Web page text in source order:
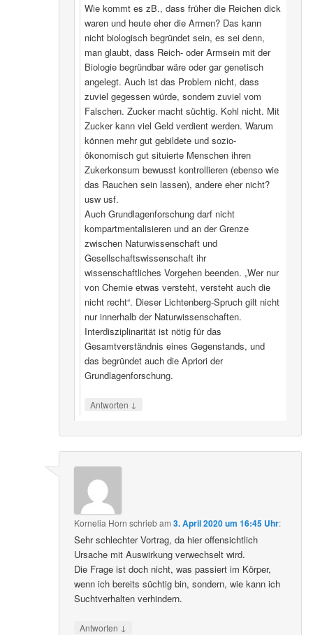
Wie kommt es zB., dass früher die Reichen dick
waren und heute eher die Armen? Das kann
nicht biologisch begründet sein, es sei denn,
man glaubt, dass Reich- oder Armsein mit der
Biologie begründbar wäre oder gar genetisch
angelegt. Auch ist das Problem nicht, dass
zuviel gegessen würde, sondern zuviel vom
Falschen. Zucker macht süchtig. Kohl nicht. Mit
Zucker kann viel Geld verdient werden. Warum
können mehr gut gebildete und sozio-
ökonomisch gut situierte Menschen ihren
Zukerkonsum bewusst kontrollieren (ebenso wie
das Rauchen sein lassen), andere eher nicht?
usw usf.
Auch Grundlagenforschung darf nicht
kompartmentalisieren und an der Grenze
zwischen Naturwissenschaft und
Gesellschaftswissenschaft ihr
wissenschaftliches Vorgehen beenden. „Wer nur
von Chemie etwas versteht, versteht auch die
nicht recht“. Dieser Lichtenberg-Spruch gilt nicht
nur innerhalb der Naturwissenschaften.
Interdisziplinarität ist nötig für das
Gesamtverständnis eines Gegenstands, und
das begründet auch die Apriori der
Grundlagenforschung.
Antworten ↓
Kornelia Horn schriebam3. April 2020 um 16:45 Uhr:
Sehr schlechter Vortrag, da hier offensichtlich
Ursache mit Auswirkung verwechselt wird.
Die Frage ist doch nicht, was passiert im Körper,
wenn ich bereits süchtig bin, sondern, wie kann ich
Suchtverhalten verhindern.
Antworten ↓